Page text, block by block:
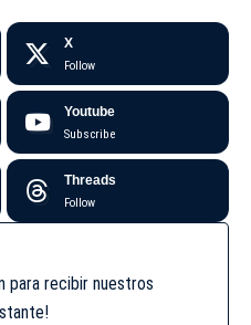
X
Follow
Youtube
Subscribe
Threads
Follow
para recibir nuestros